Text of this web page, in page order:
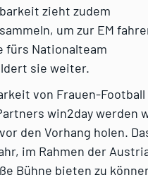
zieht zudem
um zur EM
fürs Nationalteam
sie weiter.
von Frauen-Football
win2day werden
den Vorhang holen.
im Rahmen der
Bühne bieten zu